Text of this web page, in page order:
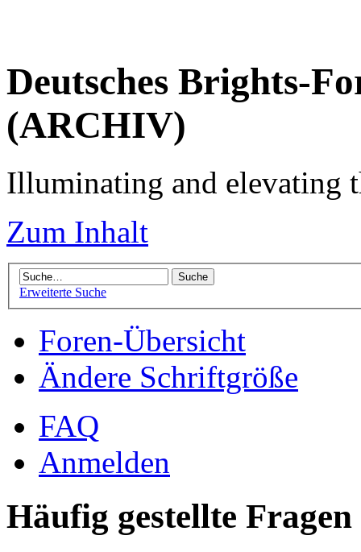
Deutsches Brights-
(ARCHIV)
Illuminating and elevating
Zum Inhalt
Erweiterte Suche
Foren-Übersicht
Ändere Schriftgröße
FAQ
Anmelden
Häufig gestellte Fragen